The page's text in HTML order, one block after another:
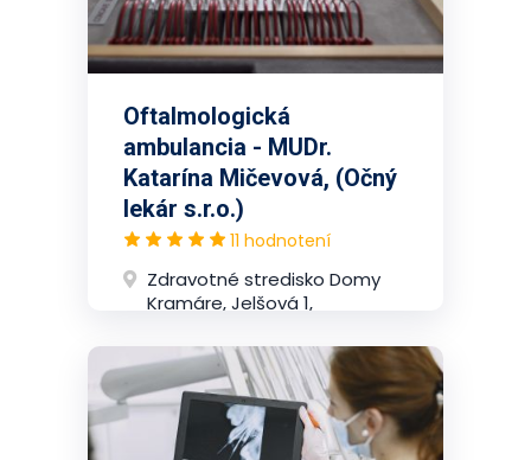
Oftalmologická
ambulancia - MUDr.
Katarína Mičevová, (Očný
lekár s.r.o.)
11 hodnotení
Zdravotné stredisko Domy
Kramáre, Jelšová 1,
(Bratislava)